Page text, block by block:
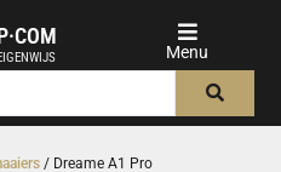
/ Dreame A1 Pro